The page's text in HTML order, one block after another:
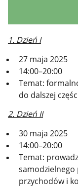
1. Dzień I
27 maja 2025
14:00–20:00
Temat:
do dalszej
2. Dzień II
30 maja 2025
14:00–20:00
Temat:
samodzielnego
przychodów i